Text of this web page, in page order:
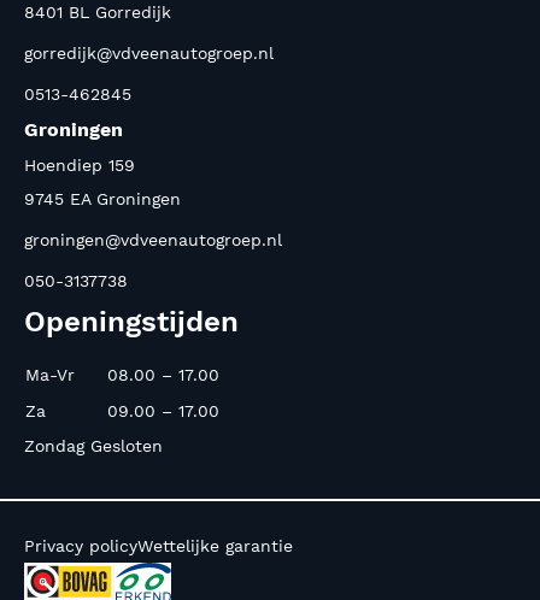
8401 BL Gorredijk
gorredijk@vdveenautogroep.nl
0513-462845
Groningen
Hoendiep 159
9745 EA Groningen
groningen@vdveenautogroep.nl
050-3137738
Openingstijden
Ma-Vr
08.00 – 17.00
Za
09.00 – 17.00
Zondag Gesloten
Privacy policyWettelijke garantie